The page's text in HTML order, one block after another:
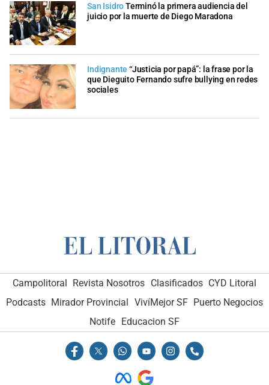
San IsidroTerminó la primera audiencia del
juicio por la muerte de Diego Maradona
Indignante “Justicia por papá”: la frase por la
que Dieguito Fernando sufre bullying en redes
sociales
Campolitoral Revista Nosotros Clasificados CYD Litoral
Podcasts Mirador Provincial VivíMejor SF Puerto Negocios
Notife
Educacion SF